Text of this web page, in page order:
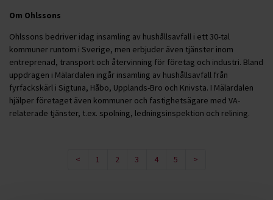
Om Ohlssons
Ohlssons bedriver idag insamling av hushållsavfall i ett 30-tal
kommuner runtom i Sverige, men erbjuder även tjänster inom
entreprenad, transport och återvinning för företag och industri. Bland
uppdragen i Mälardalen ingår insamling av hushållsavfall från
fyrfackskärl i Sigtuna, Håbo, Upplands-Bro och Knivsta. I Mälardalen
hjälper företaget även kommuner och fastighetsägare med VA-
relaterade tjänster, t.ex. spolning, ledningsinspektion och relining.
< 1 2 3 4 5 >